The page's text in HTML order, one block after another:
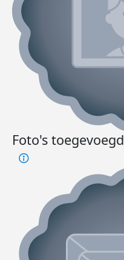
Foto's toegevoegd